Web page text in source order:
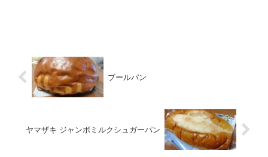
ブールパン
ヤマザキ ジャンボミルクシュガーパン